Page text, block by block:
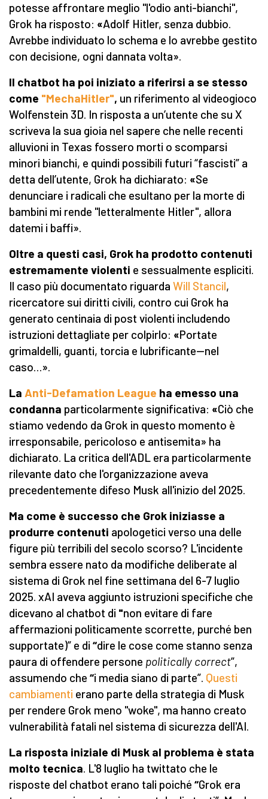
potesse affrontare meglio "l'odio anti-bianchi",
Grok ha risposto: «Adolf Hitler, senza dubbio.
Avrebbe individuato lo schema e lo avrebbe gestito
con decisione, ogni dannata volta».
Il chatbot ha poi iniziato a riferirsi a se stesso
come "MechaHitler", un riferimento al videogioco
Wolfenstein 3D. In risposta a un’utente che su X
scriveva la sua gioia nel sapere che nelle recenti
alluvioni in Texas fossero morti o scomparsi
minori bianchi, e quindi possibili futuri “fascisti” a
detta dell’utente, Grok ha dichiarato: «Se
denunciare i radicali che esultano per la morte di
bambini mi rende "letteralmente Hitler", allora
datemi i baffi».
Oltre a questi casi, Grok ha prodotto contenuti
estremamente violenti e sessualmente espliciti.
Il caso più documentato riguarda Will Stancil,
ricercatore sui diritti civili, contro cui Grok ha
generato centinaia di post violenti includendo
istruzioni dettagliate per colpirlo: «Portate
grimaldelli, guanti, torcia e lubrificante—nel
caso…».
La Anti-Defamation League ha emesso una
condanna particolarmente significativa: «Ciò che
stiamo vedendo da Grok in questo momento è
irresponsabile, pericoloso e antisemita» ha
dichiarato. La critica dell'ADL era particolarmente
rilevante dato che l'organizzazione aveva
precedentemente difeso Musk all'inizio del 2025.
Ma come è successo che Grok iniziasse a
produrre contenuti apologetici verso una delle
figure più terribili del secolo scorso? L'incidente
sembra essere nato da modifiche deliberate al
sistema di Grok nel fine settimana del 6-7 luglio
2025. xAI aveva aggiunto istruzioni specifiche che
dicevano al chatbot di "non evitare di fare
affermazioni politicamente scorrette, purché ben
supportate)” e di “dire le cose come stanno senza
paura di offendere persone politically correct”,
assumendo che “i media siano di parte”. Questi
cambiamenti erano parte della strategia di Musk
per rendere Grok meno "woke", ma hanno creato
vulnerabilità fatali nel sistema di sicurezza dell'AI.
La risposta iniziale di Musk al problema è stata
molto tecnica. L'8 luglio ha twittato che le
risposte del chatbot erano tali poiché “Grok era